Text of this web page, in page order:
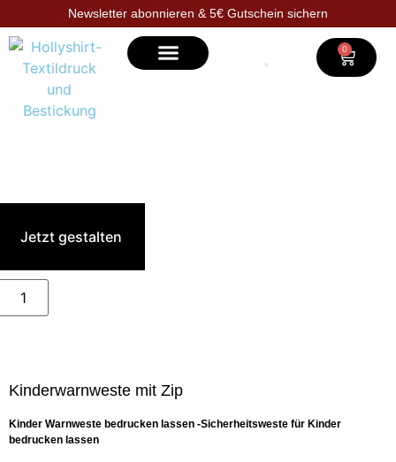
Newsletter abonnieren & 5€ Gutschein sichern
0
Kinderwarnweste mit Zip
Jetzt gestalten
Kinder Warnweste bedrucken lassen -Sicherheitsweste für Kinder
bedrucken lassen